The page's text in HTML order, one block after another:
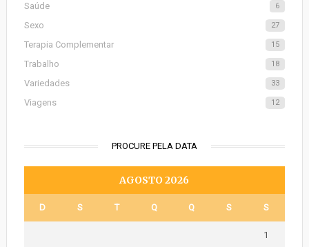
Saúde 6
Sexo 27
Terapia Complementar 15
Trabalho 18
Variedades 33
Viagens 12
PROCURE PELA DATA
AGOSTO 2026
D S T Q Q S S
1